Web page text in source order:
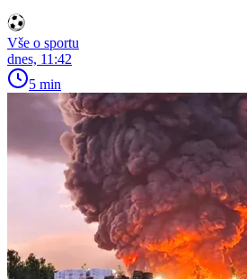
Vše o sportu
dnes, 11:42
5 min